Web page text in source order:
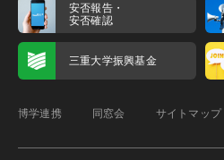
安否報告・
安否確認
三重大学振興基金
博学連携 同窓会 サイトマップ